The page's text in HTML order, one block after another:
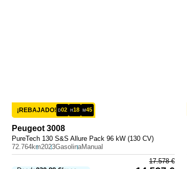
¡REBAJADO! D02 H18 M45
Peugeot 3008
PureTech 130 S&S Allure Pack 96 kW (130 CV)
72.764km2023GasolinaManual
17.578€